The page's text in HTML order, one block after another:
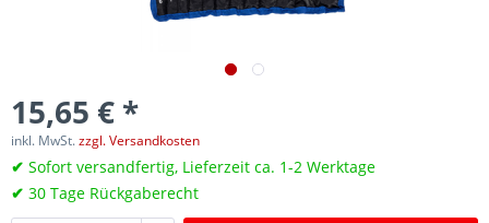
15,65 € *
inkl. MwSt.zzgl. Versandkosten
✔ Sofort versandfertig, Lieferzeit ca. 1-2 Werktage
✔ 30 Tage Rückgaberecht